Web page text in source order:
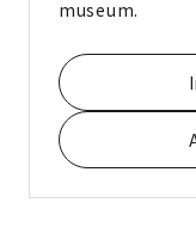
museum.